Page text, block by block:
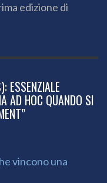
edizione di
ESSENZIALE
AD HOC QUANDO SI